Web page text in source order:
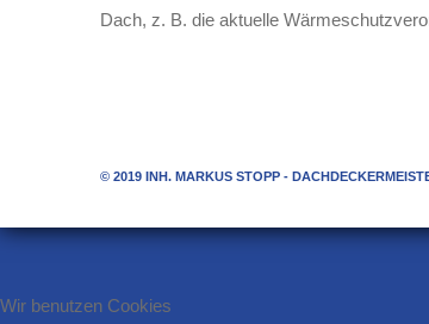
Dach, z. B. die aktuelle
© 2019 INH. MARKUS STOPP -
Wir benutzen Cookies